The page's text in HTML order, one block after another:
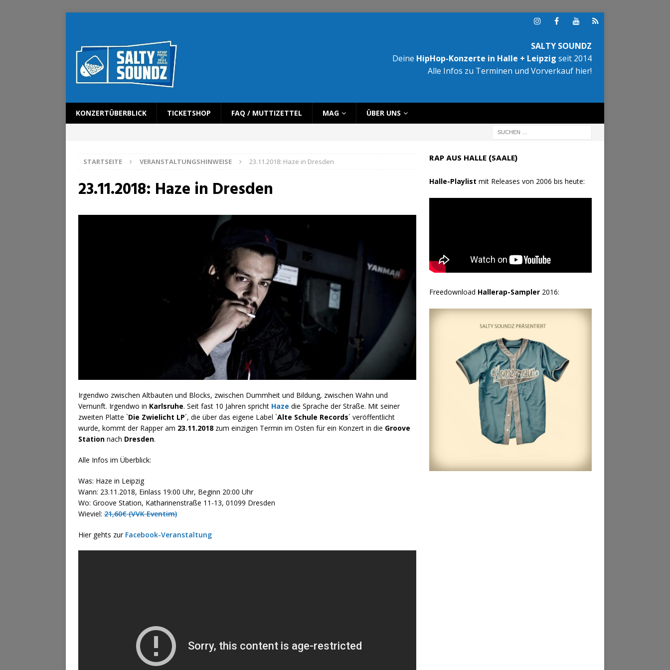
SALTY SOUNDZ
Deine HipHop-Konzerte in Halle + Leipzig seit 2014
Alle Infos zu Terminen und Vorverkauf hier!
KONZERTÜBERBLICK TICKETSHOP FAQ / MUTTIZETTEL MAG ÜBER UNS
STARTSEITE VERANSTALTUNGSHINWEISE 23.11.2018: Haze in Dresden
23.11.2018: Haze in Dresden
Irgendwo zwischen Altbauten und Blocks, zwischen Dummheit und Bildung, zwischen Wahn und
Vernunft. Irgendwo in Karlsruhe. Seit fast 10 Jahren spricht Haze die Sprache der Straße. Mit seiner
zweiten Platte `Die Zwielicht LP´, die über das eigene Label `Alte Schule Records´ veröffentlicht
wurde, kommt der Rapper am 23.11.2018 zum einzigen Termin im Osten für ein Konzert in die Groove
Station nach Dresden.
Alle Infos im Überblick:
Was: Haze in Leipzig
Wann: 23.11.2018, Einlass 19:00 Uhr, Beginn 20:00 Uhr
Wo: Groove Station, Katharinenstraße 11-13, 01099 Dresden
Wieviel: 21,60€ (VVK Eventim)
Hier gehts zur Facebook-Veranstaltung
RAP AUS HALLE (SAALE)
Halle-Playlist mit Releases von 2006 bis heute:
Freedownload Hallerap-Sampler2016: